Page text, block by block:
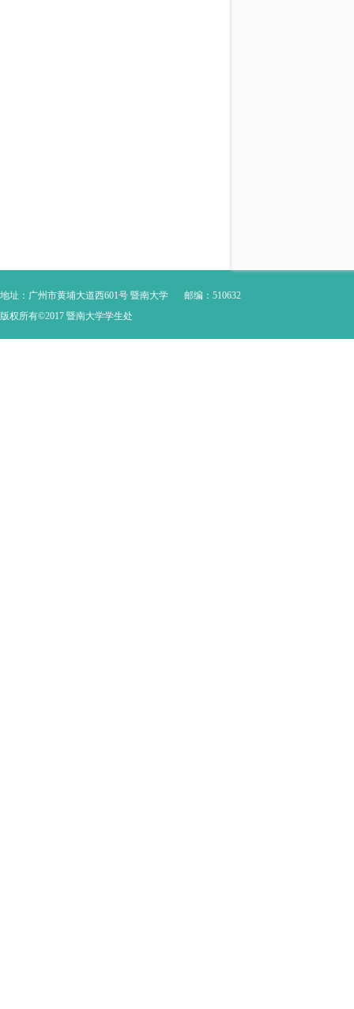
地址：广州市黄埔大道西601号 暨南大学
邮编：510632
版权所有©2017 暨南大学学生处